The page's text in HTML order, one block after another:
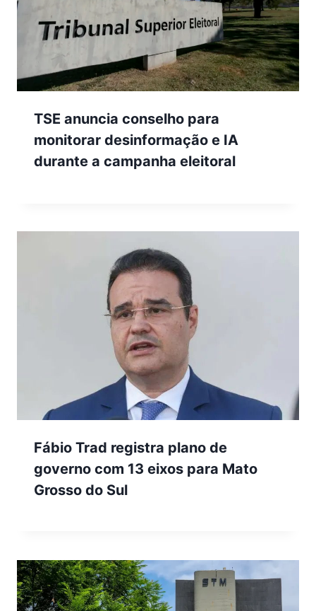
TSE anuncia conselho para
monitorar desinformação e IA
durante a campanha eleitoral
Fábio Trad registra plano de
governo com 13 eixos para Mato
Grosso do Sul